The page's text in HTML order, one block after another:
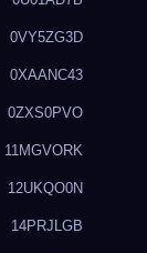
0VY5ZG3D
0XAANC43
0ZXS0PVO
11MGVORK
12UKQO0N
14PRJLGB